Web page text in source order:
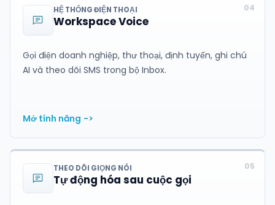
04
HỆ THỐNG ĐIỆN THOẠI
Workspace Voice
Gọi điện doanh nghiệp, thư thoại, định tuyến, ghi chú
AI và theo dõi SMS trong bộ Inbox.
Mở tính năng ->
05
THEO DÕI GIỌNG NÓI
Tự động hóa sau cuộc gọi